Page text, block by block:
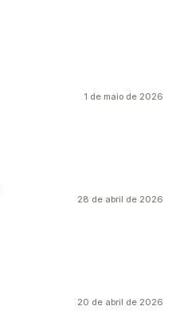
1 de maio de 2026
28 de abril de 2026
20 de abril de 2026